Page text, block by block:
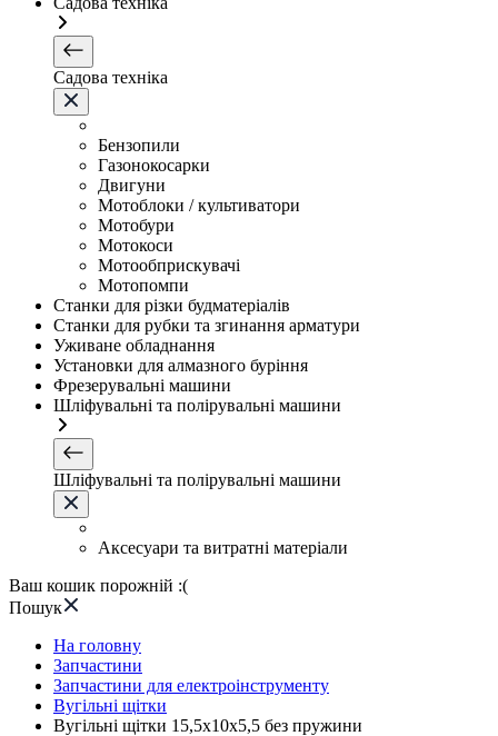
Садова техніка
Бензопили
Газонокосарки
Двигуни
Мотоблоки / культиватори
Мотобури
Мотокоси
Мотообприскувачі
Мотопомпи
Станки для різки будматеріалів
Станки для рубки та згинання арматури
Уживане обладнання
Установки для алмазного буріння
Фрезерувальні машини
Шліфувальні та полірувальні машини
Шліфувальні та полірувальні машини
Аксесуари та витратні матеріали
Ваш кошик порожній :(
Пошук
На головну
Запчастини
Запчастини для електроінструменту
Вугільні щітки
Вугільні щітки 15,5х10х5,5 без пружини